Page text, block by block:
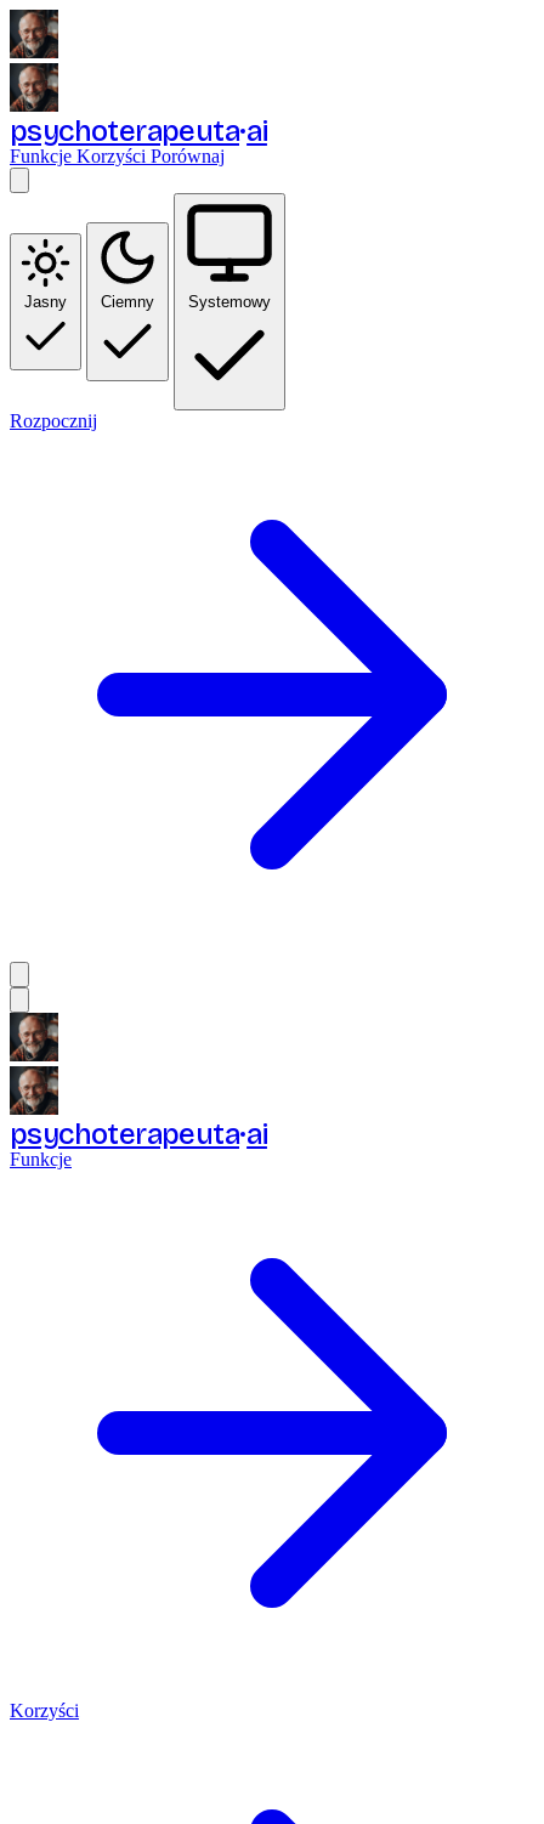
psychoterapeuta ai
Funkcje Korzyści Porównaj
Jasny Ciemny Systemowy
Rozpocznij
psychoterapeuta ai
Funkcje
Korzyści